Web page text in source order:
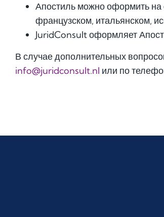
Апостиль можно оформить
французском, итальянском,
JuridConsult оформляет
В случае дополнительных
info@juridconsult.nl или по